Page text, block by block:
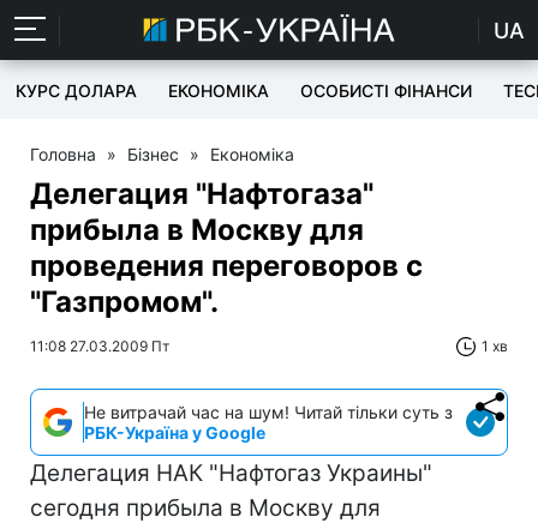
UA
КУРС ДОЛАРА ЕКОНОМІКА ОСОБИСТІ ФІНАНСИ
Головна » Бізнес » Економіка
Делегация "Нафтогаза"
прибыла в Москву для
проведения переговоров с
"Газпромом".
11:08 27.03.2009 Пт 1 хв
Не витрачай час на шум! Читай тільки суть з
РБК-Україна у Google
Делегация НАК "Нафтогаз Украины"
сегодня прибыла в Москву для